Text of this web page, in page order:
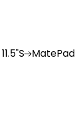
11.5"S
MatePad